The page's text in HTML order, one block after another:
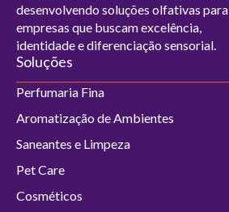
desenvolvendo soluções olfativas para
empresas que buscam excelência,
identidade e diferenciação sensorial.
Soluções
Perfumaria Fina
Aromatização de Ambientes
Saneantes e Limpeza
Pet Care
Cosméticos